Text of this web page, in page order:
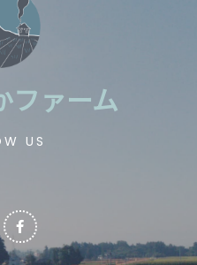
ファーム
US